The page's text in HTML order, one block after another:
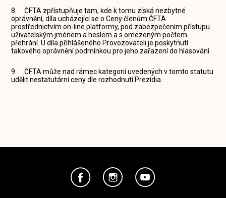
8. ČFTA zpřístupňuje tam, kde k tomu získá nezbytné
oprávnění, díla ucházející se o Ceny členům ČFTA
prostřednictvím on-line platformy, pod zabezpečením přístupu
uživatelským jménem a heslem a s omezeným počtem
přehrání. U díla přihlášeného Provozovateli je poskytnutí
takového oprávnění podmínkou pro jeho zařazení do hlasování.
9. ČFTA může nad rámec kategorií uvedených v tomto statutu
udělit nestatutární ceny dle rozhodnutí Prezídia.